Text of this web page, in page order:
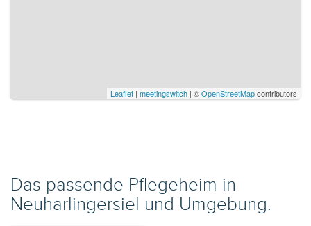
Leaflet | meetingswitch | ©OpenStreetMapcontributors
Das passende Pflegeheim in
Neuharlingersiel und Umgebung.